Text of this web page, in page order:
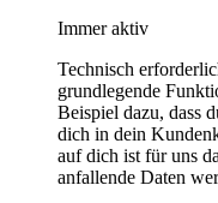
Immer aktiv
Technisch
grundlegende
Beispiel dazu, dass
dich in dein
auf dich ist für uns
anfallende Daten